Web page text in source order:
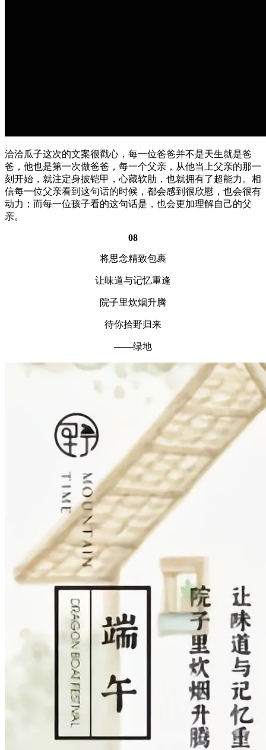
洽洽瓜子这次的文案很戳心，每一位爸爸并不是天生就是爸
爸，他也是第一次做爸爸，每一个父亲，从他当上父亲的那一
刻开始，就注定身披铠甲，心藏软肋，也就拥有了超能力。相
信每一位父亲看到这句话的时候，都会感到很欣慰，也会很有
动力；而每一位孩子看的这句话是，也会更加理解自己的父
亲。
08
将思念精致包裹
让味道与记忆重逢
院子里炊烟升腾
待你拾野归来
——绿地